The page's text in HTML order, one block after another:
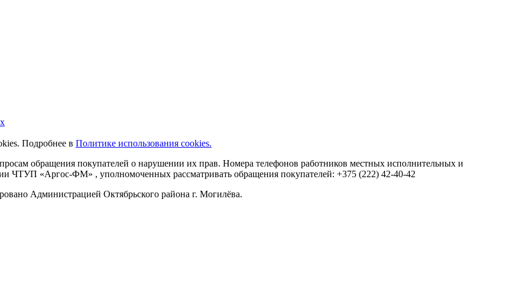
Подробнее в Политике использования cookies.
обращения покупателей о нарушении их прав. Номера телефонов работников местных исполнительных и
ЧТУП «Аргос-ФМ» , уполномоченных рассматривать обращения покупателей: +375 (222) 42-40-42
Администрацией Октябрьского района г. Могилёва.